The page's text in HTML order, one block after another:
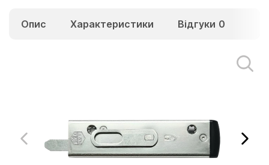
Опис Характеристики Відгуки 0